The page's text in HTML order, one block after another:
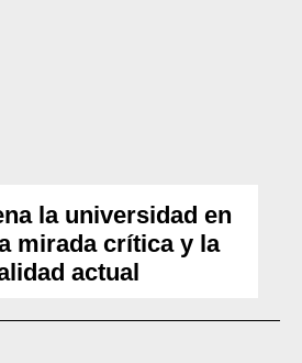
la universidad en
mirada crítica y la
actual